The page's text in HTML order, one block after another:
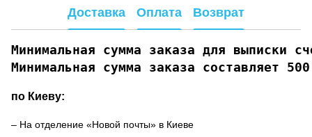
Доставка Оплата Возврат
Минимальная сумма заказа для выписки
Минимальная сумма заказа составляет
по Киеву:
– На отделение «Новой почты» в Киеве